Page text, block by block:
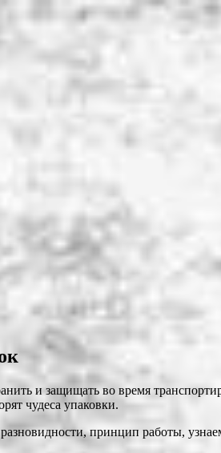
и защищать во время
чудеса упаковки.
принцип работы,